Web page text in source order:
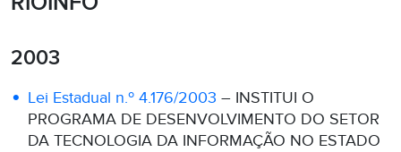
2003
Lei Estadual n.º 4.176/2003 – INSTITUI O
PROGRAMA DE DESENVOLVIMENTO DO SETOR
DA TECNOLOGIA DA INFORMAÇÃO NO ESTADO